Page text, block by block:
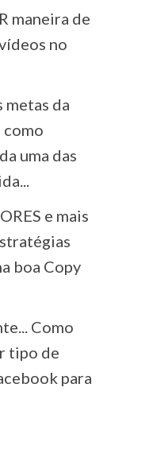
maneira de
no
metas da
como
uma das
e mais
boa Copy
Como
tipo de
para